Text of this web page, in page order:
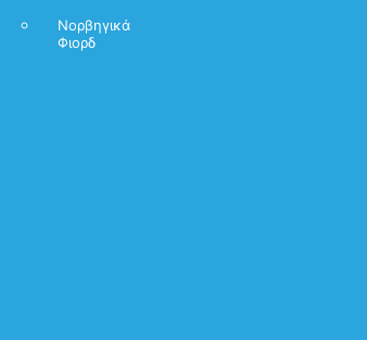
Νορβηγικά
Φιορδ